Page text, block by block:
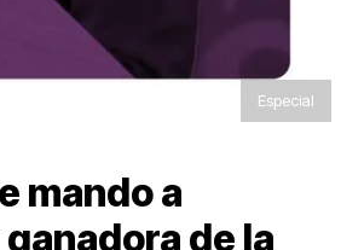
Especial
mando a
de la